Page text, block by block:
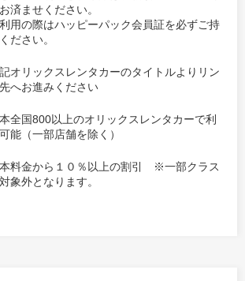
済ませください。
用の際はハッピーパック会員証を必ずご持
ださい。
記オリックスレンタカーのタイトルよりリン
へお進みください
全国800以上のオリックスレンタカーで利
能（一部店舗を除く）
料金から１０％以上の割引 ※一部クラス
象外となります。